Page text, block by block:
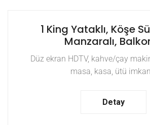
1 King Yataklı, Köşe
Manzaralı,
Düz ekran HDTV, kahve/çay
masa, kasa, ütü
Detay